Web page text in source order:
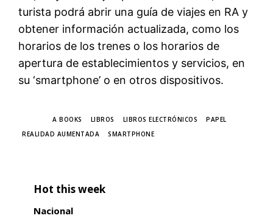
turista podrá abrir una guía de viajes en RA y
obtener información actualizada, como los
horarios de los trenes o los horarios de
apertura de establecimientos y servicios, en
su ‘smartphone’ o en otros dispositivos.
A BOOKS LIBROS LIBROS ELECTRÓNICOS
PAPEL
REALIDAD AUMENTADA
SMARTPHONE
Hot this week
Nacional